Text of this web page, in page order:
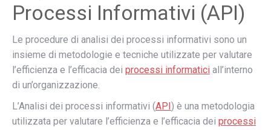
Processi Informativi (API)
Le procedure di analisi dei processi informativi sono un
insieme di metodologie e tecniche utilizzate per valutare
l’efficienza e l’efficacia dei processi informatici all’interno
di un’organizzazione.
L’Analisi dei processi informativi (API) è una metodologia
utilizzata per valutare l’efficienza e l’efficacia dei processi